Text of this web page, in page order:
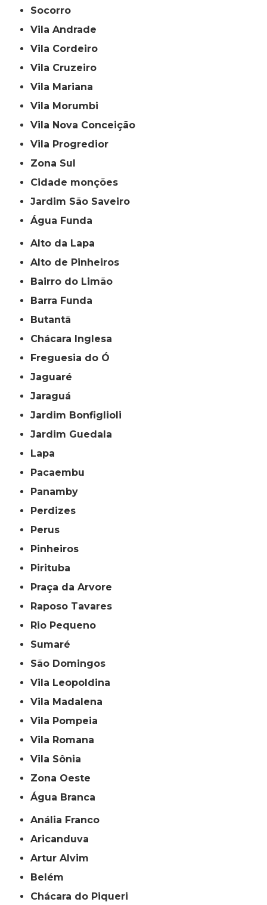
Socorro
Vila Andrade
Vila Cordeiro
Vila Cruzeiro
Vila Mariana
Vila Morumbi
Vila Nova Conceição
Vila Progredior
Zona Sul
cidade monções
jardim São Saveiro
Água Funda
Alto da Lapa
Alto de Pinheiros
Bairro do Limão
Barra Funda
Butantã
Chácara Inglesa
Freguesia do Ó
Jaguaré
Jaraguá
Jardim Bonfiglioli
Jardim Guedala
Lapa
Pacaembu
Panamby
Perdizes
Perus
Pinheiros
Pirituba
Praça da Arvore
Raposo Tavares
Rio Pequeno
Sumaré
São Domingos
Vila Leopoldina
Vila Madalena
Vila Pompeia
Vila Romana
Vila Sônia
Zona Oeste
Água Branca
Anália Franco
Aricanduva
Artur Alvim
Belém
Chácara do Piqueri